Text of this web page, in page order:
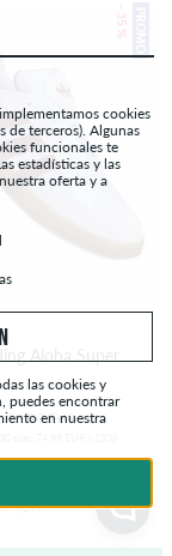
– 35 %
99,90 EUR
días: 74,99 EUR (-13%)
(17)
cookies
de terceros). Algunas
funcionales te
estadísticas y las
oferta y a
las cookies y
puedes encontrar
en nuestra